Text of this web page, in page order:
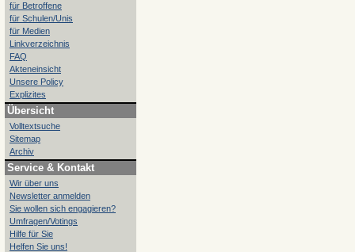
für Betroffene
für Schulen/Unis
für Medien
Linkverzeichnis
FAQ
Akteneinsicht
Unsere Policy
Explizites
Übersicht
Volltextsuche
Sitemap
Archiv
Service & Kontakt
Wir über uns
Newsletter anmelden
Sie wollen sich engagieren?
Umfragen/Votings
Hilfe für Sie
Helfen Sie uns!